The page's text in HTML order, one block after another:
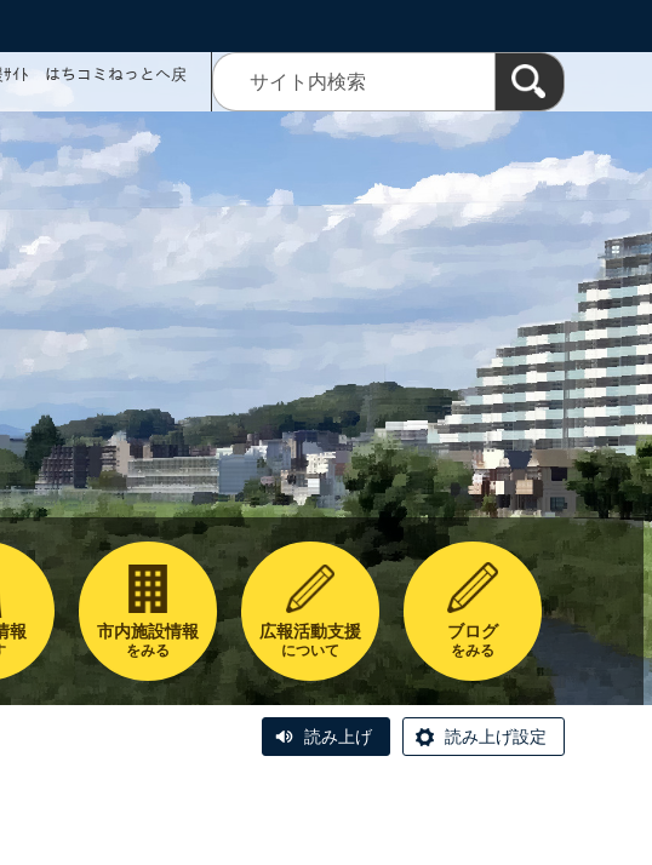
ｻｲﾄ はちコミねっとへ戻
報 市内施設情報
をみる
広報活動支援
について
ブログ
をみる
読み上げ 読み上げ設定